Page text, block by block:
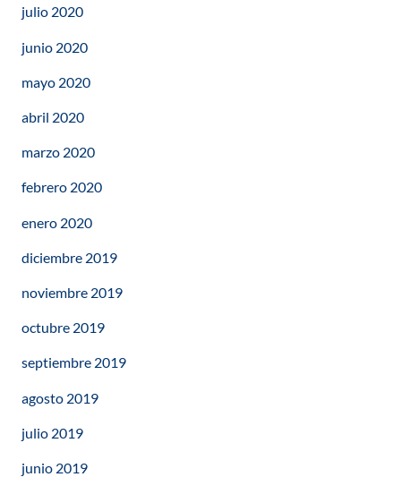
julio 2020
junio 2020
mayo 2020
abril 2020
marzo 2020
febrero 2020
enero 2020
diciembre 2019
noviembre 2019
octubre 2019
septiembre 2019
agosto 2019
julio 2019
junio 2019